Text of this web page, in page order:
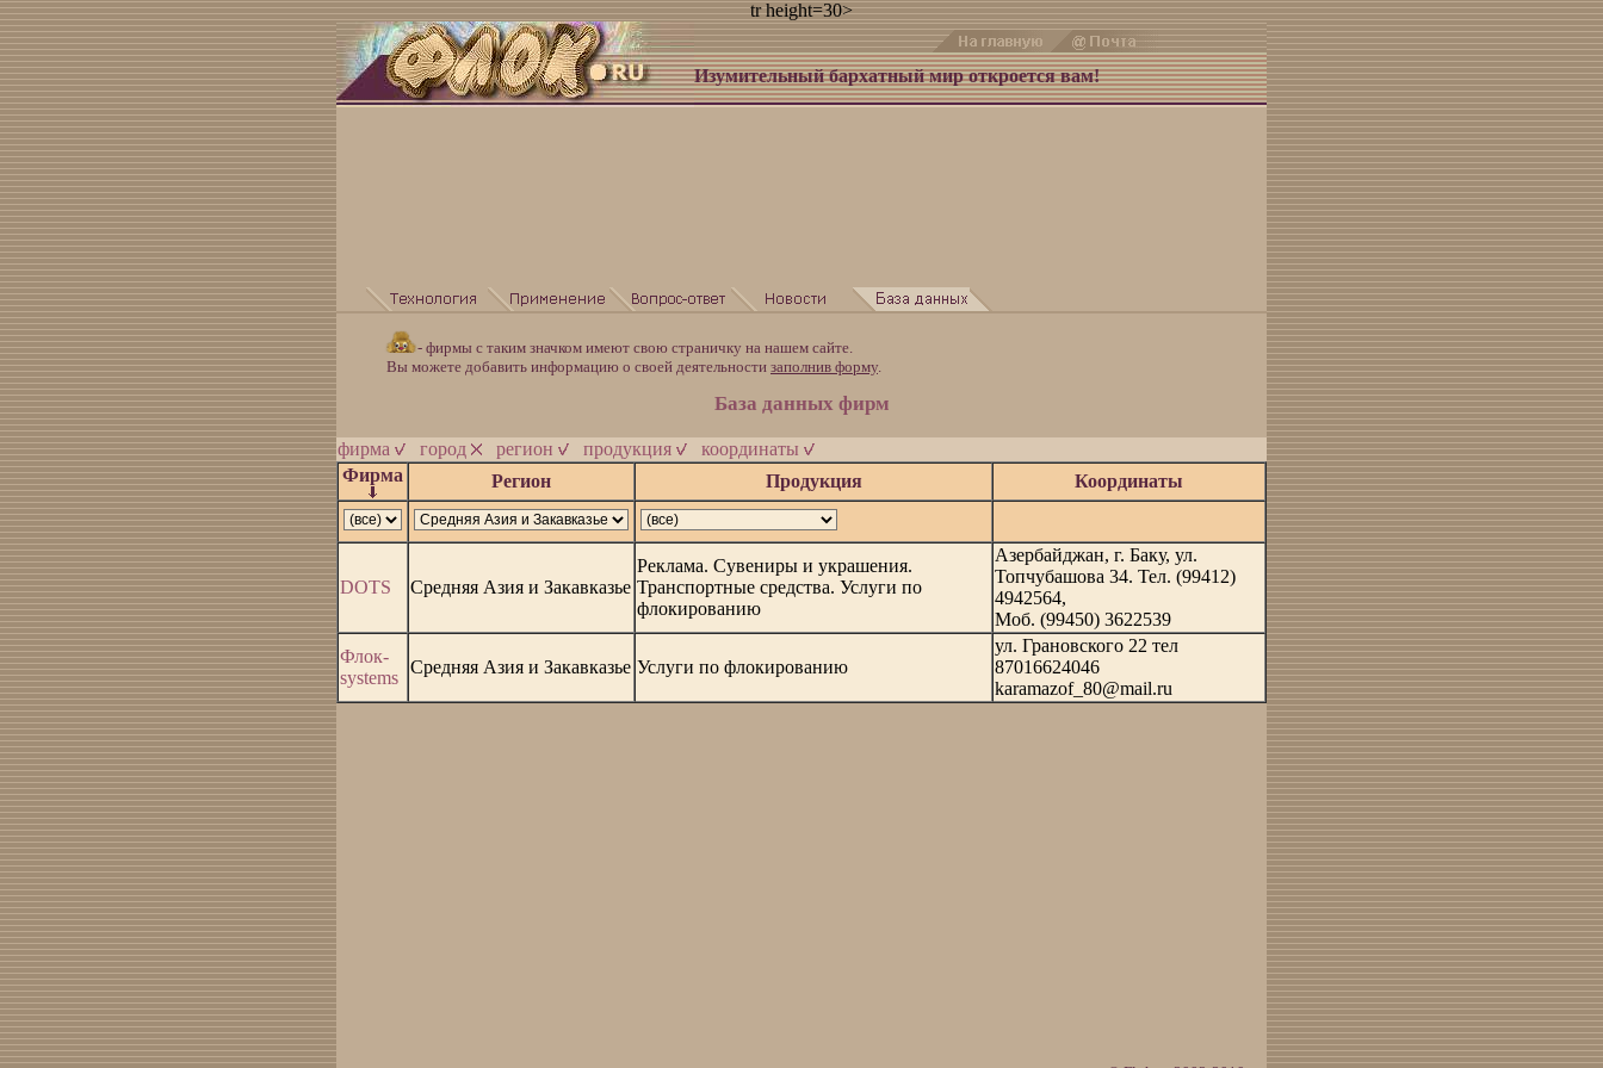
tr height=30>
Изумительный бархатный мир откроется вам!
- фирмы с таким значком имеют свою страничку на нашем сайте.
Вы можете добавить информацию о своей деятельности заполнив форму.
База данных фирм
фирма город регион продукция
координаты
Фирма
Регион Продукция Координаты
DOTS Средняя Азия и Закавказье
Реклама. Сувениры и украшения.
Транспортные средства. Услуги по
флокированию
Азербайджан, г. Баку, ул.
Топчубашова 34. Тел. (99412)
4942564,
Моб. (99450) 3622539
Флок-
systems
Средняя Азия и Закавказье Услуги по флокированию
ул. Грановского 22 тел
87016624046
karamazof_80@mail.ru